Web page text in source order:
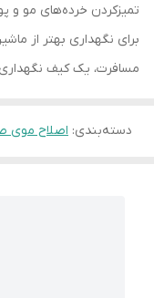
تمیزکردن خرده‌های مو و
برای نگهداری بهتر از
مسافرت، یک کیف
دسته‌بندی: اصلاح موی